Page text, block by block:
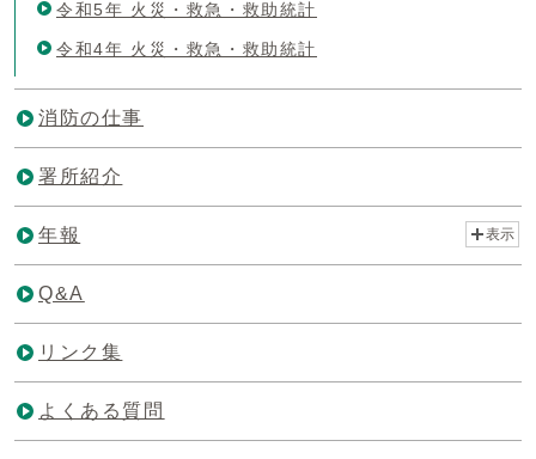
令和5年 火災・救急・救助統計
令和4年 火災・救急・救助統計
消防の仕事
署所紹介
年報 表示
Q&A
リンク集
よくある質問